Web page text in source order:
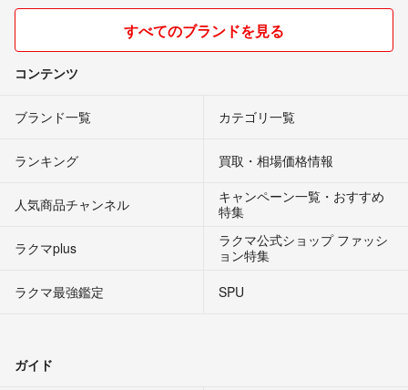
すべてのブランドを見る
コンテンツ
ブランド一覧 カテゴリ一覧
ランキング 買取・相場価格情報
人気商品チャンネル
キャンペーン一覧・おすすめ
特集
ラクマplus
ラクマ公式ショップ ファッシ
ョン特集
ラクマ最強鑑定
SPU
ガイド